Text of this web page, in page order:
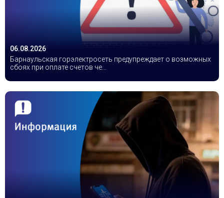
06.08.2026
Барнаульская горэлектросеть предупреждает о возможных
сбоях при оплате счетов че...